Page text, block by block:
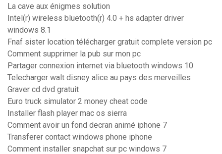
La cave aux énigmes solution
Intel(r) wireless bluetooth(r) 4.0 + hs adapter driver
windows 8.1
Fnaf sister location télécharger gratuit complete version pc
Comment supprimer la pub sur mon pc
Partager connexion internet via bluetooth windows 10
Telecharger walt disney alice au pays des merveilles
Graver cd dvd gratuit
Euro truck simulator 2 money cheat code
Installer flash player mac os sierra
Comment avoir un fond decran animé iphone 7
Transferer contact windows phone iphone
Comment installer snapchat sur pc windows 7